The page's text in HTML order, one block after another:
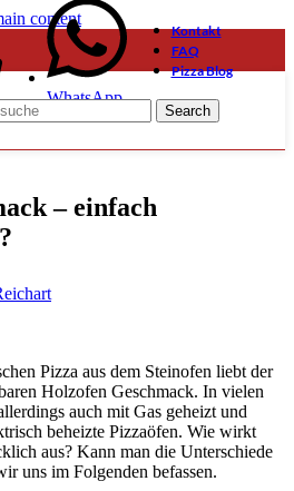
content
WhatsApp
Kontakt
FAQ
Pizza Blog
Search
– einfach
Pizza aus dem Steinofen liebt der
Holzofen Geschmack. In vielen
auch mit Gas geheizt und
beheizte Pizzaöfen. Wie wirkt
aus? Kann man die Unterschiede
uns im Folgenden befassen.